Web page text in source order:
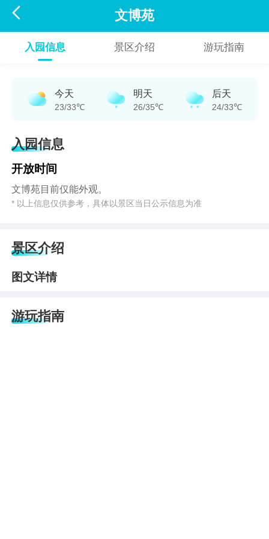
 文博苑
入园信息 景区介绍 游玩指南
今天
23/33℃
明天
26/35℃
后天
24/33℃
入园信息
开放时间
文博苑目前仅能外观。
* 以上信息仅供参考，具体以景区当日公示信息为准
景区介绍
图文详情
游玩指南